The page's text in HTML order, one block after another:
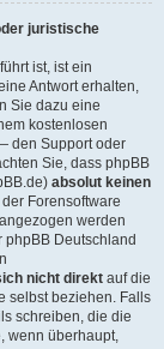
juristische
ist, ist ein
Antwort erhalten,
Sie dazu eine
kostenlosen
den Support oder
Sie, dass phpBB
absolut keinen
Forensoftware
werden
phpBB Deutschland
nicht direkt auf die
selbst beziehen. Falls
schreiben, die die
wenn überhaupt,